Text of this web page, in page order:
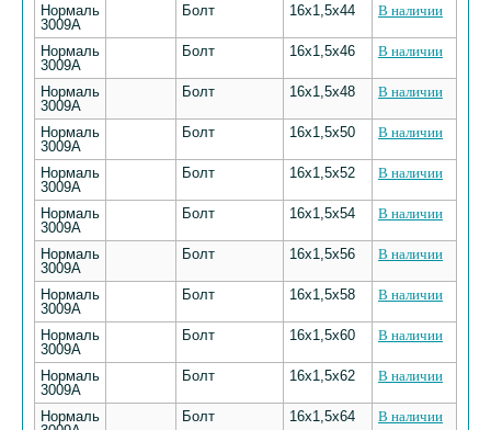
Нормаль
3009А
Болт 16х1,5х44 В наличии
Нормаль
3009А
Болт 16х1,5х46 В наличии
Нормаль
3009А
Болт 16х1,5х48 В наличии
Нормаль
3009А
Болт 16х1,5х50 В наличии
Нормаль
3009А
Болт 16х1,5х52 В наличии
Нормаль
3009А
Болт 16х1,5х54 В наличии
Нормаль
3009А
Болт 16х1,5х56 В наличии
Нормаль
3009А
Болт 16х1,5х58 В наличии
Нормаль
3009А
Болт 16х1,5х60 В наличии
Нормаль
3009А
Болт 16х1,5х62 В наличии
Нормаль
Болт 16х1,5х64 В наличии